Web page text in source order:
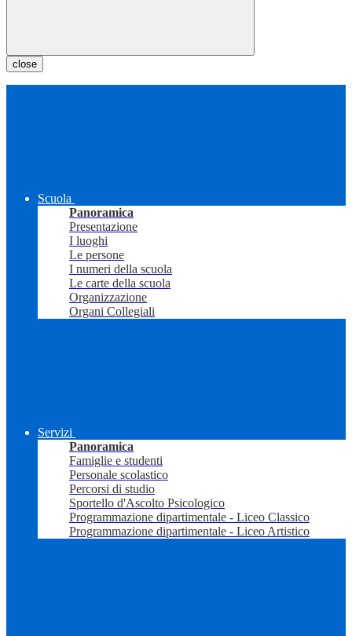
close
Scuola
Panoramica
Presentazione
I luoghi
Le persone
I numeri della scuola
Le carte della scuola
Organizzazione
Organi Collegiali
Servizi
Panoramica
Famiglie e studenti
Personale scolastico
Percorsi di studio
Sportello d'Ascolto Psicologico
Programmazione dipartimentale - Liceo Classico
Programmazione dipartimentale - Liceo Artistico